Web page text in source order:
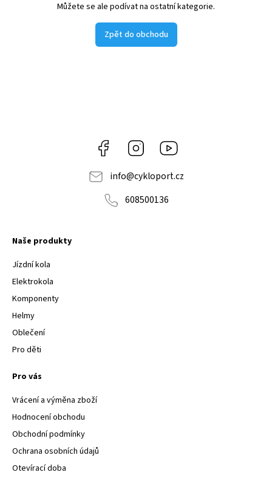
Můžete se ale podívat na ostatní kategorie.
Zpět do obchodu
Facebook Instagram
info@cykloport.cz
608500136
Naše produkty
Jízdní kola
Elektrokola
Komponenty
Helmy
Oblečení
Pro děti
Pro vás
Vrácení a výměna zboží
Hodnocení obchodu
Obchodní podmínky
Ochrana osobních údajů
Otevírací doba